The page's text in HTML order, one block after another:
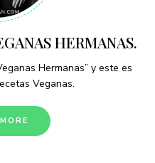
HERMANAS.
Hermanas” y este es
Veganas.